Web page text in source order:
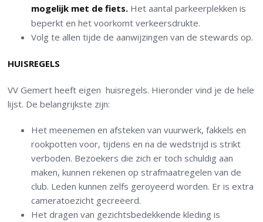
mogelijk met de fiets. Het aantal parkeerplekken is
beperkt en het voorkomt verkeersdrukte.
Volg te allen tijde de aanwijzingen van de stewards op.
HUISREGELS
VV Gemert heeft eigen huisregels. Hieronder vind je de hele
lijst. De belangrijkste zijn:
Het meenemen en afsteken van vuurwerk, fakkels en
rookpotten voor, tijdens en na de wedstrijd is strikt
verboden. Bezoekers die zich er toch schuldig aan
maken, kunnen rekenen op strafmaatregelen van de
club. Leden kunnen zelfs geroyeerd worden. Er is extra
cameratoezicht gecreëerd.
Het dragen van gezichtsbedekkende kleding is